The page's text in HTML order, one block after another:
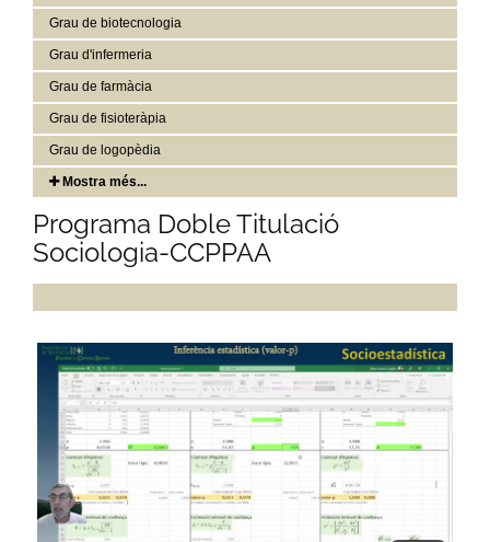
Grau de biotecnologia
Grau d'infermeria
Grau de farmàcia
Grau de fisioteràpia
Grau de logopèdia
Mostra més...
Programa Doble Titulació
Sociologia-CCPPAA